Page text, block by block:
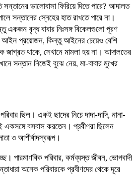
ভালোবাসা ফিরিয়ে দিতে পারে? আদালত
সন্তানের স্নেহের হাত রাখতে পারে না।
একজন বৃদ্ধ বাবার নিঃসঙ্গ বিকেলগুলো পূরণ
আইন প্রয়োজন, কিন্তু আইনের চেয়েও বেশি
জাগ্রত থাকে, সেখানে মামলা হয় না। আদালতের
সন্তান নিজেই বুঝে নেয়, মা-বাবার মুখের
ছিল। একই ছাদের নিচে দাদা-দাদি, নানা-
একসঙ্গে বসবাস করতেন। প্রবীণরা ছিলেন
ও আশীর্বাদস্বরূপ।
পারমাণবিক পরিবার, কর্মব্যস্ত জীবন, ভোগবাদী
অনেক পরিবারকে প্রবীণদের থেকে দূরে